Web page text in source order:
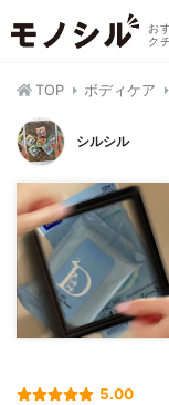
お
ク
TOP ボディケア
シルシル
5.00